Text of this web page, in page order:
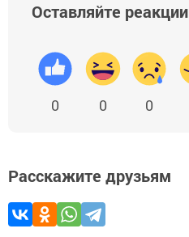
Оставляйте реакции
0 0 0
Расскажите друзьям